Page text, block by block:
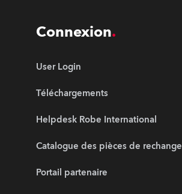
Connexion
User Login
Téléchargements
Helpdesk Robe International
Catalogue des pièces de rechange
Portail partenaire